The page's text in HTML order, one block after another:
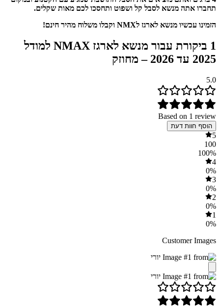
תחברו אתה מנשא לסבל קל ושפוט ותחסכו לכם מאות שקלים.
הזמינו עכשיו מנשא לארגז לNMX וקבלו משלוח מהיר חינם!
1 ביקורת עבור
מנשא לארגז NMAX למודל
2025 עד 2026 – מחוזק
5.0
Based on 1 review
הוסף חוות דעת
5
100
100%
4
0%
3
0%
2
0%
1
0%
Customer Images